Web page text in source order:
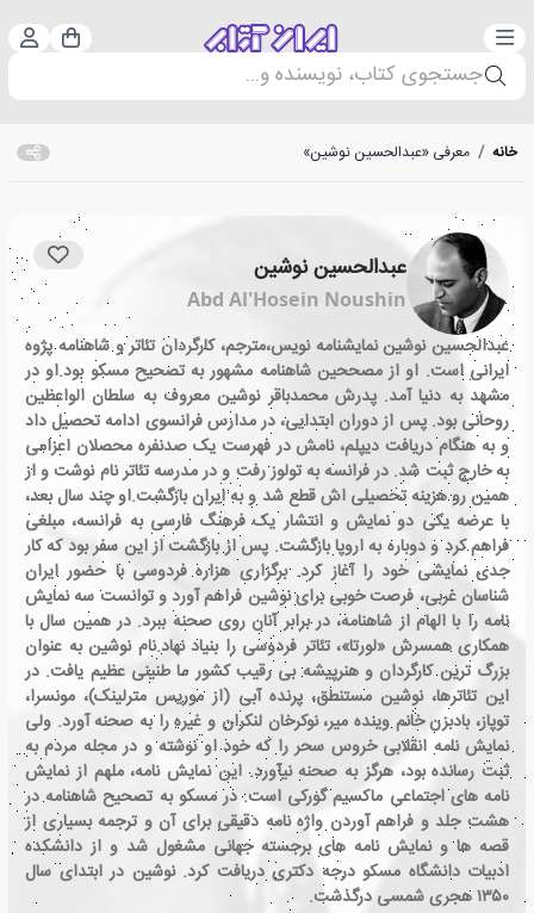
دسته‌بندی سبد
جستجوی کتاب، نویسنده و...
خانه / معرفی «عبدالحسین نوشین»
عبدالحسین نوشین
Abd Al'Hosein Noushin
عبدالحسین نوشین نمایشنامه نویس،مترجم، کارگردان تئاتر و شاهنامه پژوه
ایرانی است. او از مصححین شاهنامه مشهور به تصحیح مسکو بود.او در
مشهد به دنیا آمد. پدرش محمدباقر نوشین معروف به سلطان الواعظین
روحانی بود. پس از دوران ابتدایی، در مدارس فرانسوی ادامه تحصیل داد
و به هنگام دریافت دیپلم، نامش در فهرست یک صدنفره محصلان اعزامی
به خارج ثبت شد. در فرانسه به تولوز رفت و در مدرسه تئاتر نام نوشت و از
همین رو هزینه تحصیلی اش قطع شد و به ایران بازگشت.او چند سال بعد،
با عرضه یکی دو نمایش و انتشار یک فرهنگ فارسی به فرانسه، مبلغی
فراهم کرد و دوباره به اروپا بازگشت. پس از بازگشت از این سفر بود که کار
جدی نمایشی خود را آغاز کرد. برگزاری هزاره فردوسی با حضور ایران
شناسان غربی، فرصت خوبی برای نوشین فراهم آورد و توانست سه نمایش
نامه را با الهام از شاهنامه، در برابر آنان روی صحنه ببرد. در همین سال با
همکاری همسرش «لورتا»، تئاتر فردوسی را بنیاد نهاد.نام نوشین به عنوان
بزرگ ترین کارگردان و هنرپیشه بی رقیب کشور ما طنینی عظیم یافت. در
این تئاترها، نوشین مستنطق، پرنده آبی (از موریس مترلینک)، مونسرا،
توپاز، بادبزن خانم وینده میر، نوکرخان لنکران و غیره را به صحنه آورد. ولی
نمایش نامه انقلابی خروس سحر را که خود او نوشته و در مجله مردم به
ثبت رسانده بود، هرگز به صحنه نیآورد. این نمایش نامه، ملهم از نمایش
نامه های اجتماعی ماکسیم گورکی است. در مسکو به تصحیح شاهنامه در
هشت جلد و فراهم آوردن واژه نامه دقیقی برای آن و ترجمه بسیاری از
قصه ها و نمایش نامه های برجسته جهانی مشغول شد و از دانشکده
ادبیات دانشگاه مسکو درجه دکتری دریافت کرد. نوشین در ابتدای سال
۱۳۵۰ هجری شمسی درگذشت.